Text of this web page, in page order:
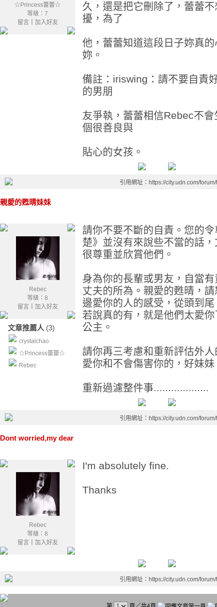
☆Princess蕾蕾☆
等級：7
留言｜ 加入好友
久，還是把它刪除了，蕾蕾
擾，為了
他，蕾蕾知道這段日子妳真
妳。
備註：iriswing：請不要自責
的男朋
友爭執，蕾蕾相信Rebec不
個很善良與
貼心的女孩。
引用網址：https://city.udn.com/
親愛的甦晴妹妹
Rebec
等級：8
留言｜ 加入好友
文章推薦人 (3)
crystalchao
☆Princess蕾蕾☆
Rebec
請你不要不斷的自責。您的
楚》並沒有來說些不當的話
很尊重並欣賞他們。
身為你的長輩或男友，自當
丈夫的所為。親愛的甦晴，
邊愛你的人的感受，從頭到
若說真的有，就是他們太愛
公主。
請你再三考慮和重新評估外
愛你和不會傷害你的，好妹
重新過濾整件事...................
引用網址：https://city.udn.com/
Dont worried,my dear
Rebec
等級：8
留言｜ 加入好友
I'm absolutely fine.
Thanks
引用網址：https://city.udn.com/